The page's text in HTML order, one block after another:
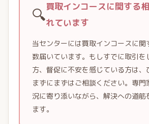
🔍買取インコースに関する
れています
当センターには買取インコースに関
数届いています。もしすでに取引を
方、督促に不安を感じている方は、
まずにまずはご相談ください。専門
況に寄り添いながら、解決への道筋
ます。